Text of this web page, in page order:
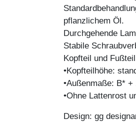
pflanzlichem Öl.
Durchgehende
Stabile
Kopfteil und
•Kopfteilhöhe:
•Außenmaße: B*
•Ohne Lattenrost
Design: gg